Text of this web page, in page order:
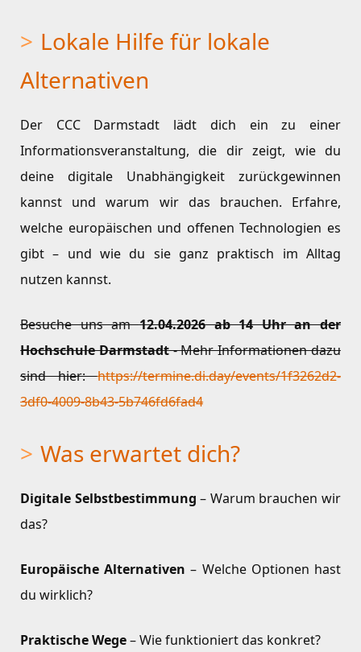
Lokale Hilfe für lokale
Alternativen
Der CCC Darmstadt lädt dich ein zu einer
Informationsveranstaltung, die dir zeigt, wie du
deine digitale Unabhängigkeit zurückgewinnen
kannst und warum wir das brauchen. Erfahre,
welche europäischen und offenen Technologien es
gibt – und wie du sie ganz praktisch im Alltag
nutzen kannst.
Besuche uns am12.04.2026 ab 14 Uhr an der
Hochschule Darmstadt- Mehr Informationen dazu
sind hier:https://termine.di.day/events/1f3262d2-
3df0-4009-8b43-5b746fd6fad4
Was erwartet dich?
Digitale Selbstbestimmung – Warum brauchen wir
das?
Europäische Alternativen – Welche Optionen hast
du wirklich?
Praktische Wege– Wie funktioniert das konkret?